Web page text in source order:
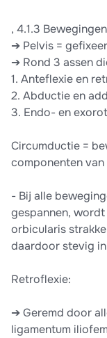
, 4.1.3
➔ Pelvis =
➔ Rond 3 assen
1. Anteflexie en
2. Abductie en
3. Endo- en
Circumductie =
componenten
- Bij alle
gespannen,
orbicularis
daardoor stevig
Retroflexie:
➔ Geremd door
ligamentum